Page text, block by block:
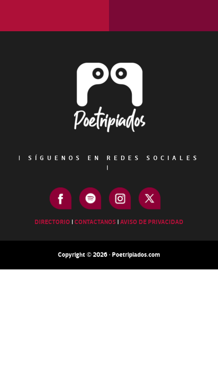
|
SÍGUENOS EN REDES SOCIALES
|
DIRECTORIO |CONTACTANOS |AVISO DE PRIVACIDAD
Copyright © 2026 · Poetripiados.com